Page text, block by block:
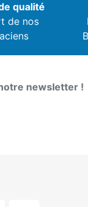
qualité
de nos
newsletter !